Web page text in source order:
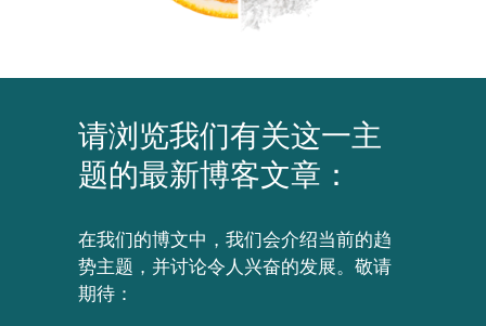
请浏览我们有关这一主
题的最新博客文章：
在我们的博文中，我们会介绍当前的趋
势主题，并讨论令人兴奋的发展。敬请
期待：